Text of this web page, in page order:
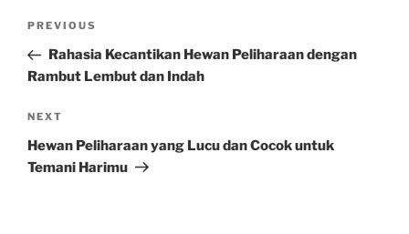
Previous
Post
PREVIOUS
Rahasia Kecantikan Hewan Peliharaan dengan
Rambut Lembut dan Indah
Next
Post
NEXT
Hewan Peliharaan yang Lucu dan Cocok untuk
Temani Harimu